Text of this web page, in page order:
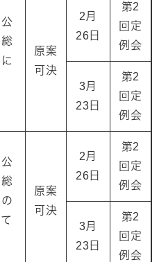
原案
可決
2月
26日
第2
回定
例会
3月
23日
第2
回定
例会
原案
可決
2月
26日
第2
回定
例会
3月
23日
第2
回定
例会